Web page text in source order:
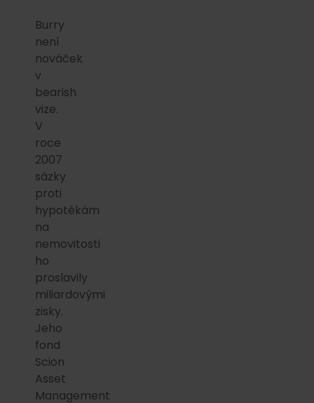
Burry
není
nováček
v
bearish
vize.
V
roce
2007
sázky
proti
hypotékám
na
nemovitosti
ho
proslavily
miliardovými
zisky.
Jeho
fond
Scion
Asset
Management